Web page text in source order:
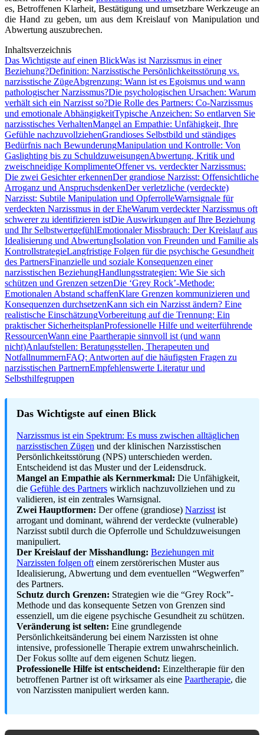
es, Betroffenen Klarheit, Bestätigung und umsetzbare Werkzeuge an
die Hand zu geben, um aus dem Kreislauf von Manipulation und
Abwertung auszubrechen.
Inhaltsverzeichnis
Das Wichtigste auf einen BlickWas ist Narzissmus in einer
Beziehung?Definition: Narzisstische Persönlichkeitsstörung vs.
narzisstische ZügeAbgrenzung: Wann ist es Egoismus und wann
pathologischer Narzissmus?Die psychologischen Ursachen: Warum
verhält sich ein Narzisst so?Die Rolle des Partners: Co-Narzissmus
und emotionale AbhängigkeitTypische Anzeichen: So entlarven Sie
narzisstisches VerhaltenMangel an Empathie: Unfähigkeit, Ihre
Gefühle nachzuvollziehenGrandioses Selbstbild und ständiges
Bedürfnis nach BewunderungManipulation und Kontrolle: Von
Gaslighting bis zu SchuldzuweisungenAbwertung, Kritik und
zweischneidige KomplimenteOffener vs. verdeckter Narzissmus:
Die zwei Gesichter erkennenDer grandiose Narzisst: Offensichtliche
Arroganz und AnspruchsdenkenDer verletzliche (verdeckte)
Narzisst: Subtile Manipulation und OpferrolleWarnsignale für
verdeckten Narzissmus in der EheWarum verdeckter Narzissmus oft
schwerer zu identifizieren istDie Auswirkungen auf Ihre Beziehung
und Ihr SelbstwertgefühlEmotionaler Missbrauch: Der Kreislauf aus
Idealisierung und AbwertungIsolation von Freunden und Familie als
KontrollstrategieLangfristige Folgen für die psychische Gesundheit
des PartnersFinanzielle und soziale Konsequenzen einer
narzisstischen BeziehungHandlungsstrategien: Wie Sie sich
schützen und Grenzen setzenDie ‘Grey Rock’-Methode:
Emotionalen Abstand schaffenKlare Grenzen kommunizieren und
Konsequenzen durchsetzenKann sich ein Narzisst ändern? Eine
realistische EinschätzungVorbereitung auf die Trennung: Ein
praktischer SicherheitsplanProfessionelle Hilfe und weiterführende
RessourcenWann eine Paartherapie sinnvoll ist (und wann
nicht)Anlaufstellen: Beratungsstellen, Therapeuten und
NotfallnummernFAQ: Antworten auf die häufigsten Fragen zu
narzisstischen PartnernEmpfehlenswerte Literatur und
Selbsthilfegruppen
Das Wichtigste auf einen Blick
Narzissmus ist ein Spektrum: Es muss zwischen alltäglichen
narzisstischen Zügen und der klinischen Narzisstischen
Persönlichkeitsstörung (NPS) unterschieden werden.
Entscheidend ist das Muster und der Leidensdruck.
Mangel an Empathie als Kernmerkmal: Die Unfähigkeit,
die Gefühle des Partners wirklich nachzuvollziehen und zu
validieren, ist ein zentrales Warnsignal.
Zwei Hauptformen: Der offene (grandiose) Narzisst ist
arrogant und dominant, während der verdeckte (vulnerable)
Narzisst subtil durch die Opferrolle und Schuldzuweisungen
manipuliert.
Der Kreislauf der Misshandlung: Beziehungen mit
Narzissten folgen oft einem zerstörerischen Muster aus
Idealisierung, Abwertung und dem eventuellen “Wegwerfen”
des Partners.
Schutz durch Grenzen: Strategien wie die “Grey Rock”-
Methode und das konsequente Setzen von Grenzen sind
essenziell, um die eigene psychische Gesundheit zu schützen.
Veränderung ist selten: Eine grundlegende
Persönlichkeitsänderung bei einem Narzissten ist ohne
intensive, professionelle Therapie extrem unwahrscheinlich.
Der Fokus sollte auf dem eigenen Schutz liegen.
Professionelle Hilfe ist entscheidend: Einzeltherapie für den
betroffenen Partner ist oft wirksamer als eine Paartherapie, die
von Narzissten manipuliert werden kann.